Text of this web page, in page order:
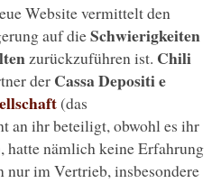
Website vermittelt den
auf dieSchwierigkeiten
zurückzuführen ist. Chili
der Cassa Depositi e
(das
an ihr beteiligt, obwohl es ihr
nämlich keine Erfahrung
nur im Vertrieb, insbesondere